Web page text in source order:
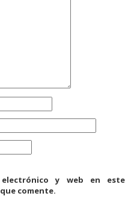
y web en este
comente.